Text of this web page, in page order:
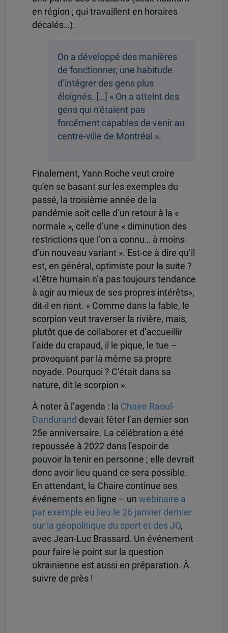
en région ; qui travaillent en horaires
décalés…).
On a développé des manières
de fonctionner, une habitude
d’intégrer des gens plus
éloignés. […] « On a atteint des
gens qui n’étaient pas
forcément capables de venir au
centre-ville de Montréal ».
Finalement, Yann Roche veut croire
qu’en se basant sur les exemples du
passé, la troisième année de la
pandémie soit celle d’un retour à la «
normale », celle d’une « diminution des
restrictions que l’on a connu… à moins
d’un nouveau variant ». Est-ce à dire qu’il
est, en général, optimiste pour la suite ?
«L’être humain n’a pas toujours tendance
à agir au mieux de ses propres intérêts»,
dit-il en riant. « Comme dans la fable, le
scorpion veut traverser la rivière, mais,
plutôt que de collaborer et d’accueillir
l’aide du crapaud, il le pique, le tue –
provoquant par là même sa propre
noyade. Pourquoi ? C’était dans sa
nature, dit le scorpion ».
À noter à l’agenda : la Chaire Raoul-
Dandurand devait fêter l’an dernier son
25e anniversaire. La célébration a été
repoussée à 2022 dans l’espoir de
pouvoir la tenir en personne ; elle devrait
donc avoir lieu quand ce sera possible.
En attendant, la Chaire continue ses
événements en ligne – un webinaire a
par exemple eu lieu le 26 janvier dernier
sur la géopolitique du sport et des JO,
avec Jean-Luc Brassard. Un événement
pour faire le point sur la question
ukrainienne est aussi en préparation. À
suivre de près !